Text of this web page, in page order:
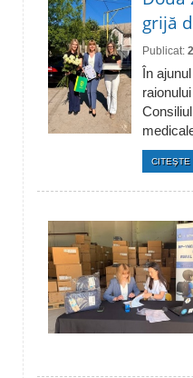
grijă
Publicat:
În
CITEŞTE